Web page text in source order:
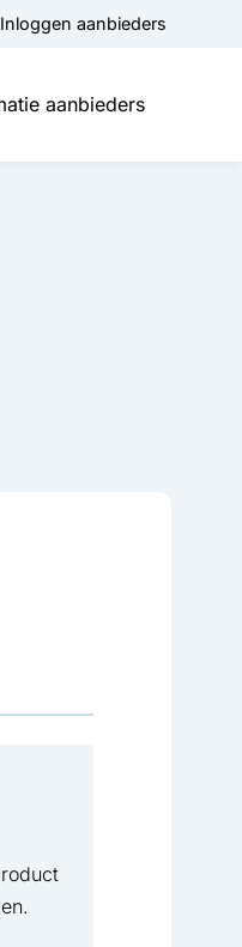
Inloggen aanbieders
aanbieders